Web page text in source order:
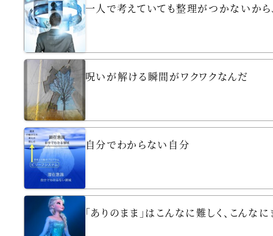
一人で考えていても整理がつかないから
呪いが解ける瞬間がワクワクなんだ
自分でわからない自分
「ありのまま」はこんなに難しく、こんな